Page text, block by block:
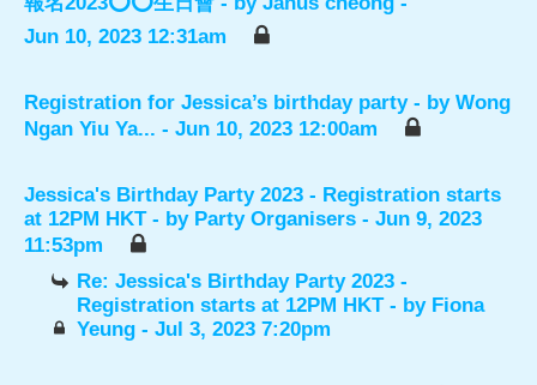
Jun 10, 2023 12:31am
Registration for Jessica’s birthday party - by Wong
Ngan Yiu Ya... - Jun 10, 2023 12:00am
Jessica's Birthday Party 2023 - Registration starts
at 12PM HKT - by Party Organisers - Jun 9, 2023
11:53pm
Re: Jessica's Birthday Party 2023 -
Registration starts at 12PM HKT - by Fiona
Yeung - Jul 3, 2023 7:20pm